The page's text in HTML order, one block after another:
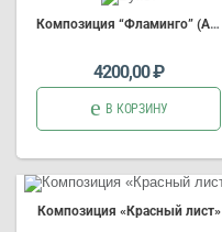
Композиция “Фламинго” (Арт.3726)
4200,00₽
В КОРЗИНУ
Композиция «Красный лист»